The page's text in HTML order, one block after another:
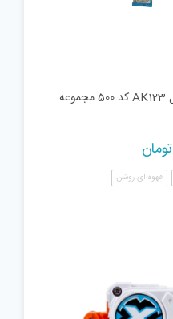
تفنگ بازی طرح کلاشینکف مدل AK123 کد 500 مجموعه
تومان
قهوه ای روشن